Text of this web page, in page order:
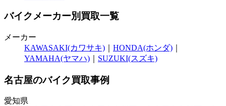
バイクメーカー別買取一覧
メーカー
KAWASAKI(カワサキ)
HONDA(ホンダ)
YAMAHA(ヤマハ)
SUZUKI(スズキ)
名古屋のバイク買取事例
愛知県